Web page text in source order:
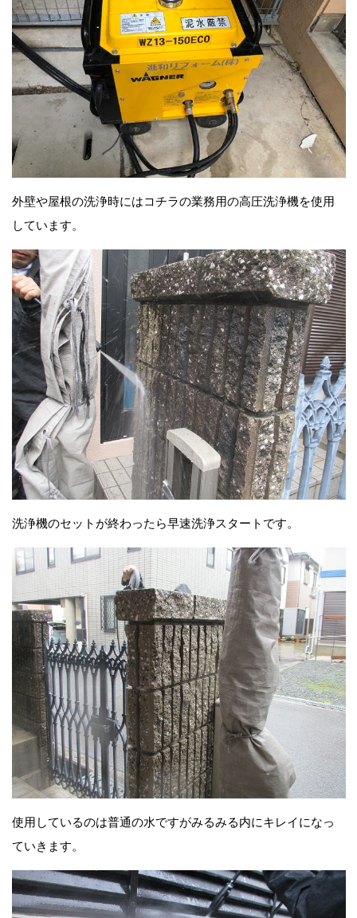
外壁や屋根の洗浄時にはコチラの業務用の高圧洗浄機を使用
しています。
洗浄機のセットが終わったら早速洗浄スタートです。
使用しているのは普通の水ですがみるみる内にキレイになっ
ていきます。